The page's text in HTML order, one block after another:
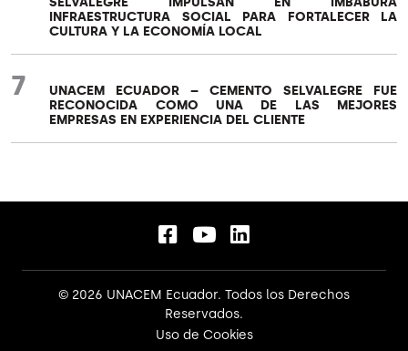
INFRAESTRUCTURA SOCIAL PARA FORTALECER LA
CULTURA Y LA ECONOMÍA LOCAL
7
UNACEM ECUADOR – CEMENTO SELVALEGRE FUE
RECONOCIDA COMO UNA DE LAS MEJORES
EMPRESAS EN EXPERIENCIA DEL CLIENTE
© 2026 UNACEM Ecuador. Todos los Derechos
Reservados.
Uso de Cookies